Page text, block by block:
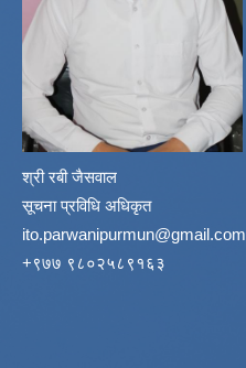
श्री रबी जैसवाल
सूचना प्रविधि अधिकृत
ito.parwanipurmun@gmail.com
‌+९७७ ९८०२५८९१६३